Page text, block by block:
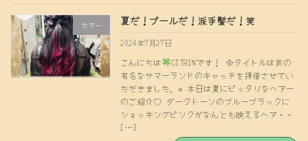
カラー 夏だ！プールだ！派手髪だ！笑
2024年7月27日
こんにちは
CITRINです！ ※タイトルはあの
有名なサマーランドのキャッチを拝借させてい
ただきました。w 本日は夏にピッタリなヘアー
のご紹介♡ ダークトーンのブルーブラックに
ショッキングピンクがなんとも映えるヘア・・
[…]